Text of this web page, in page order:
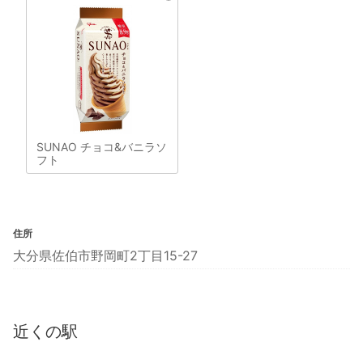
SUNAO チョコ&バニラソ
フト
住所
大分県佐伯市野岡町2丁目15-27
近くの駅